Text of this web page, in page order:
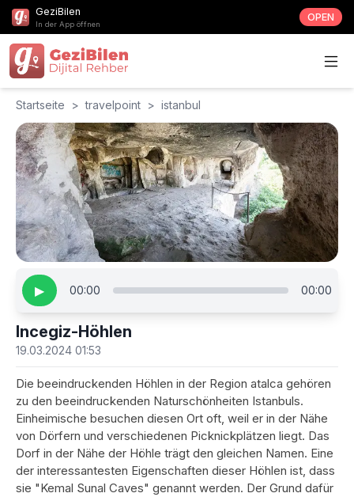
GeziBilen
In der App öffnen
OPEN
Startseite > travelpoint > istanbul
▶ 00:00 00:00
Incegiz-Höhlen
19.03.2024 01:53
Die beeindruckenden Höhlen in der Region atalca gehören
zu den beeindruckenden Naturschönheiten Istanbuls.
Einheimische besuchen diesen Ort oft, weil er in der Nähe
von Dörfern und verschiedenen Picknickplätzen liegt. Das
Dorf in der Nähe der Höhle trägt den gleichen Namen. Eine
der interessantesten Eigenschaften dieser Höhlen ist, dass
sie "Kemal Sunal Caves" genannt werden. Der Grund dafür